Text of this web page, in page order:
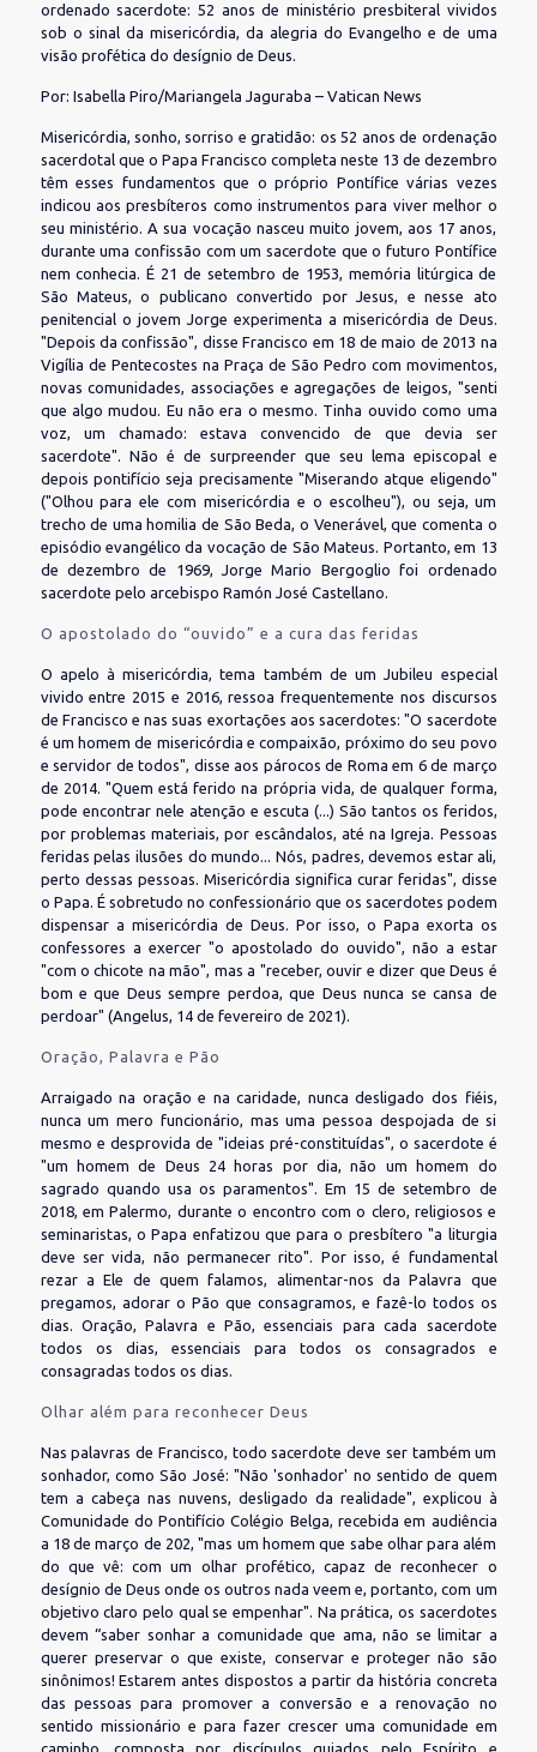
ordenado sacerdote: 52 anos de ministério presbiteral vividos
sob o sinal da misericórdia, da alegria do Evangelho e de uma
visão profética do desígnio de Deus.
Por: Isabella Piro/Mariangela Jaguraba – Vatican News
Misericórdia, sonho, sorriso e gratidão: os 52 anos de ordenação
sacerdotal que o Papa Francisco completa neste 13 de dezembro
têm esses fundamentos que o próprio Pontífice várias vezes
indicou aos presbíteros como instrumentos para viver melhor o
seu ministério. A sua vocação nasceu muito jovem, aos 17 anos,
durante uma confissão com um sacerdote que o futuro Pontífice
nem conhecia. É 21 de setembro de 1953, memória litúrgica de
São Mateus, o publicano convertido por Jesus, e nesse ato
penitencial o jovem Jorge experimenta a misericórdia de Deus.
"Depois da confissão", disse Francisco em 18 de maio de 2013 na
Vigília de Pentecostes na Praça de São Pedro com movimentos,
novas comunidades, associações e agregações de leigos, "senti
que algo mudou. Eu não era o mesmo. Tinha ouvido como uma
voz, um chamado: estava convencido de que devia ser
sacerdote". Não é de surpreender que seu lema episcopal e
depois pontifício seja precisamente "Miserando atque eligendo"
("Olhou para ele com misericórdia e o escolheu"), ou seja, um
trecho de uma homilia de São Beda, o Venerável, que comenta o
episódio evangélico da vocação de São Mateus. Portanto, em 13
de dezembro de 1969, Jorge Mario Bergoglio foi ordenado
sacerdote pelo arcebispo Ramón José Castellano.
O apostolado do “ouvido” e a cura das feridas
O apelo à misericórdia, tema também de um Jubileu especial
vivido entre 2015 e 2016, ressoa frequentemente nos discursos
de Francisco e nas suas exortações aos sacerdotes: "O sacerdote
é um homem de misericórdia e compaixão, próximo do seu povo
e servidor de todos", disse aos párocos de Roma em 6 de março
de 2014. "Quem está ferido na própria vida, de qualquer forma,
pode encontrar nele atenção e escuta (...) São tantos os feridos,
por problemas materiais, por escândalos, até na Igreja. Pessoas
feridas pelas ilusões do mundo... Nós, padres, devemos estar ali,
perto dessas pessoas. Misericórdia significa curar feridas", disse
o Papa. É sobretudo no confessionário que os sacerdotes podem
dispensar a misericórdia de Deus. Por isso, o Papa exorta os
confessores a exercer "o apostolado do ouvido", não a estar
"com o chicote na mão", mas a "receber, ouvir e dizer que Deus é
bom e que Deus sempre perdoa, que Deus nunca se cansa de
perdoar" (Angelus, 14 de fevereiro de 2021).
Oração, Palavra e Pão
Arraigado na oração e na caridade, nunca desligado dos fiéis,
nunca um mero funcionário, mas uma pessoa despojada de si
mesmo e desprovida de "ideias pré-constituídas", o sacerdote é
"um homem de Deus 24 horas por dia, não um homem do
sagrado quando usa os paramentos". Em 15 de setembro de
2018, em Palermo, durante o encontro com o clero, religiosos e
seminaristas, o Papa enfatizou que para o presbítero "a liturgia
deve ser vida, não permanecer rito". Por isso, é fundamental
rezar a Ele de quem falamos, alimentar-nos da Palavra que
pregamos, adorar o Pão que consagramos, e fazê-lo todos os
dias. Oração, Palavra e Pão, essenciais para cada sacerdote
todos os dias, essenciais para todos os consagrados e
consagradas todos os dias.
Olhar além para reconhecer Deus
Nas palavras de Francisco, todo sacerdote deve ser também um
sonhador, como São José: "Não 'sonhador' no sentido de quem
tem a cabeça nas nuvens, desligado da realidade", explicou à
Comunidade do Pontifício Colégio Belga, recebida em audiência
a 18 de março de 202, "mas um homem que sabe olhar para além
do que vê: com um olhar profético, capaz de reconhecer o
desígnio de Deus onde os outros nada veem e, portanto, com um
objetivo claro pelo qual se empenhar". Na prática, os sacerdotes
devem “saber sonhar a comunidade que ama, não se limitar a
querer preservar o que existe, conservar e proteger não são
sinônimos! Estarem antes dispostos a partir da história concreta
das pessoas para promover a conversão e a renovação no
sentido missionário e para fazer crescer uma comunidade em